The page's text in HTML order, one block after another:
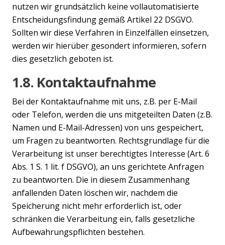
nutzen wir grundsätzlich keine vollautomatisierte
Entscheidungsfindung gemäß Artikel 22 DSGVO.
Sollten wir diese Verfahren in Einzelfällen einsetzen,
werden wir hierüber gesondert informieren, sofern
dies gesetzlich geboten ist.
1.8. Kontaktaufnahme
Bei der Kontaktaufnahme mit uns, z.B. per E-Mail
oder Telefon, werden die uns mitgeteilten Daten (z.B.
Namen und E-Mail-Adressen) von uns gespeichert,
um Fragen zu beantworten. Rechtsgrundlage für die
Verarbeitung ist unser berechtigtes Interesse (Art. 6
Abs. 1 S. 1 lit. f DSGVO), an uns gerichtete Anfragen
zu beantworten. Die in diesem Zusammenhang
anfallenden Daten löschen wir, nachdem die
Speicherung nicht mehr erforderlich ist, oder
schränken die Verarbeitung ein, falls gesetzliche
Aufbewahrungspflichten bestehen.